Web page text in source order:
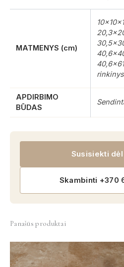
MATMENYS (cm)
APDIRBIMO
BŪDAS
Susisiekti
Skambinti +370
Panašūs produktai